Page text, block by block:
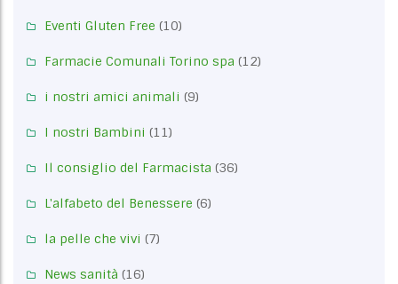
Eventi Gluten Free (10)
Farmacie Comunali Torino spa (12)
i nostri amici animali (9)
I nostri Bambini (11)
Il consiglio del Farmacista (36)
L'alfabeto del Benessere (6)
la pelle che vivi (7)
News sanità (16)